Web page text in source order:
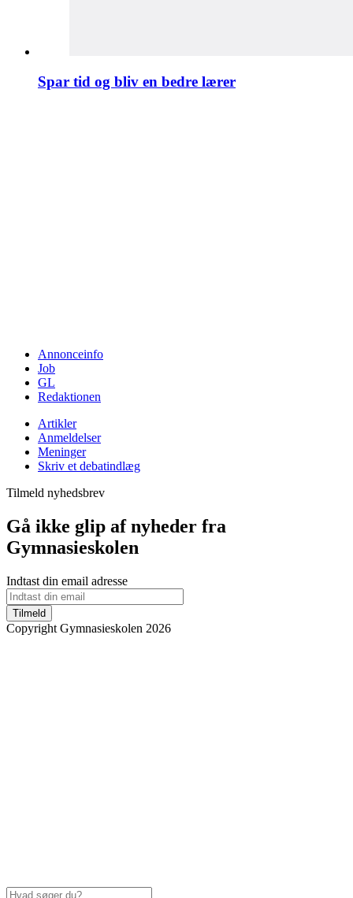
Spar tid og bliv en bedre lærer
Annonceinfo
Job
GL
Redaktionen
Artikler
Anmeldelser
Meninger
Skriv et debatindlæg
Tilmeld nyhedsbrev
Gå ikke glip af nyheder fra
Gymnasieskolen
Indtast din email adresse
Tilmeld
Copyright Gymnasieskolen 2026